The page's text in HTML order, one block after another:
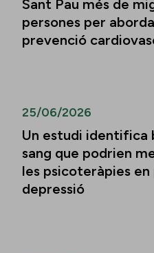
Sant Pau més de
persones per
prevenció
25/06/2026
Un estudi identifica
sang que podrien
les psicoteràpies
depressió